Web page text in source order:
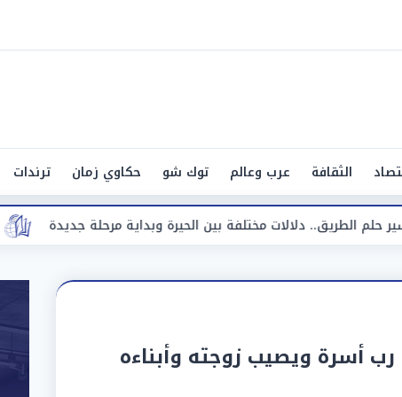
الثقافة عرب وعالم توك شو حكاوي زمان ترندات
«مقاضاة بين الحيرة وبداية مرحلة جديدة
أسرة ويصيب زوجته وأبناءه